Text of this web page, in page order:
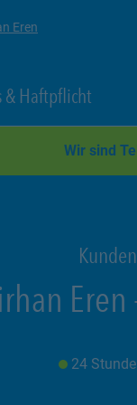
Eren
Tab
& HaftpflichtLink
Wir sind
Eren
24